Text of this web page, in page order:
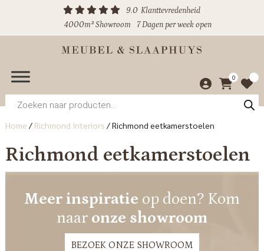
9.0 Klanttevredenheid
4000m² Showroom
7 Dagen per week open
0
Producten
zoeken
Home / Richmond Interiors /Richmond eetkamerstoelen
Richmond eetkamerstoelen
Meer inspiratie op doen? Kom
naar onze showroom
BEZOEK ONZE SHOWROOM